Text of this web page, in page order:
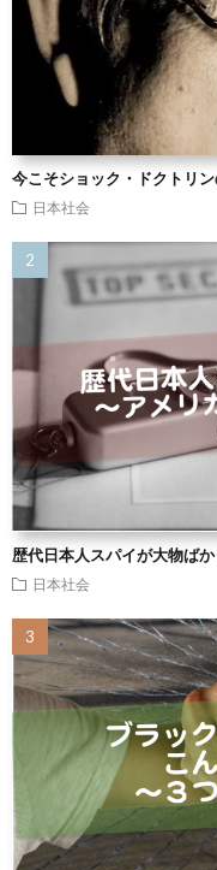
今こそショック・ドクトリ
日本社会
歴代日本人スパイが大物ば
日本社会